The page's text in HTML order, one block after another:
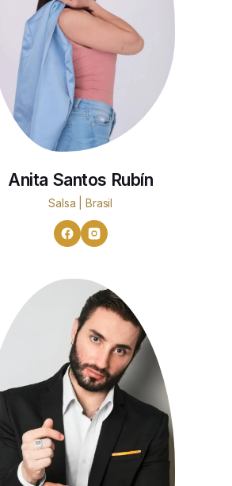
Anita Santos Rubín
Salsa | Brasil